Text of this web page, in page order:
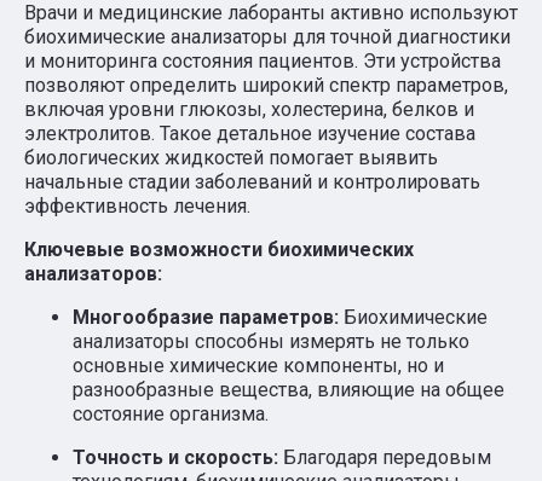
Врачи и медицинские лаборанты активно используют
биохимические анализаторы для точной диагностики
и мониторинга состояния пациентов. Эти устройства
позволяют определить широкий спектр параметров,
включая уровни глюкозы, холестерина, белков и
электролитов. Такое детальное изучение состава
биологических жидкостей помогает выявить
начальные стадии заболеваний и контролировать
эффективность лечения.
Ключевые возможности биохимических
анализаторов:
Многообразие параметров: Биохимические
анализаторы способны измерять не только
основные химические компоненты, но и
разнообразные вещества, влияющие на общее
состояние организма.
Точность и скорость: Благодаря передовым